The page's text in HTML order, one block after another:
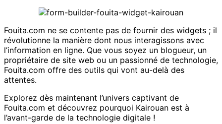
Fouita.com ne se contente pas de fournir des widgets ; il
révolutionne la manière dont nous interagissons avec
l’information en ligne. Que vous soyez un blogueur, un
propriétaire de site web ou un passionné de technologie,
Fouita.com offre des outils qui vont au-delà des
attentes.
Explorez dès maintenant l’univers captivant de
Fouita.com et découvrez pourquoi Kairouan est à
l’avant-garde de la technologie digitale !